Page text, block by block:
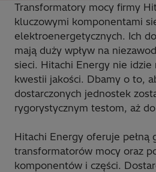
Transformatory mocy firmy
kluczowymi komponentami
elektroenergetycznych. Ich
mają duży wpływ na
sieci. Hitachi Energy nie idzie
kwestii jakości. Dbamy o to,
dostarczonych jednostek
rygorystycznym testom, aż
Hitachi Energy oferuje pełną
transformatorów mocy oraz
komponentów i części.